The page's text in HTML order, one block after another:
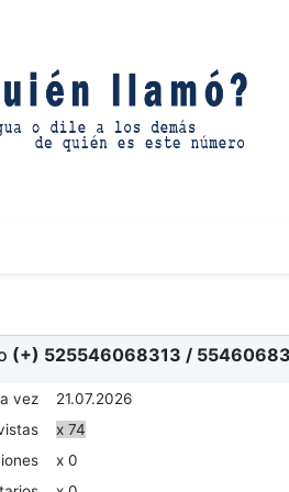
(+) 525546068313 /
vez
21.07.2026
x 74
x 0